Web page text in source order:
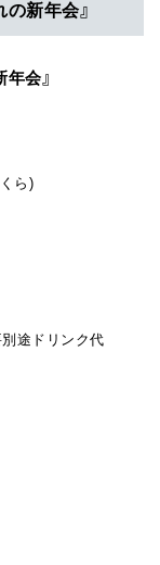
新年会』
会』
ら)
途ドリンク代